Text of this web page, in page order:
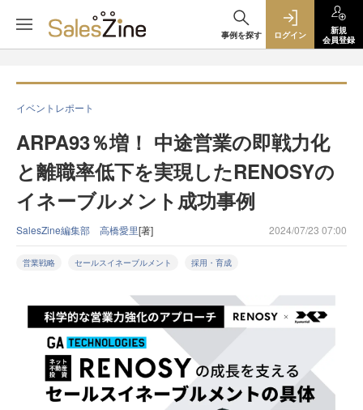
事例を探す ログイン
新規
会員登録
イベントレポート
ARPA93％増！ 中途営業の即戦力化
と離職率低下を実現したRENOSYの
イネーブルメント成功事例
SalesZine編集部 高橋愛里[著] 2024/07/23 07:00
営業戦略 セールスイネーブルメント 採用・育成